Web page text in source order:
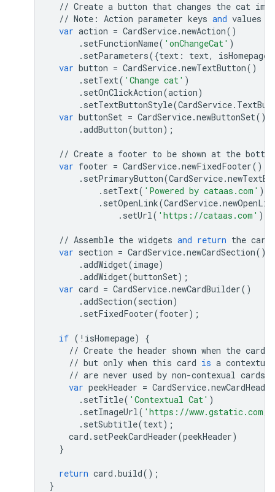
// Create a button that changes the cat
// Note : Action parameter keys and values
var action = CardService.newAction()
. setFunctionName( 'onChangeCat' )
. setParameters({text : text, isHomepage
var button = CardService.newTextButton()
. setText( 'Change cat' )
. setOnClickAction(action)
. setTextButtonStyle(CardService.
var buttonSet = CardService.newButtonSet()
.addButton(button);
// Create a footer to be shown at the bottom
var footer = CardService.newFixedFooter()
. setPrimaryButton(CardService.
. setText( 'Powered by cataas.com' )
. setOpenLink(CardService.
. setUrl( 'https://cataas.com'
// Assemble the widgets and return the card
var section = CardService.newCardSection()
.addWidget(image)
.addWidget(buttonSet);
var card = CardService.newCardBuilder()
.addSection(section)
. setFixedFooter(footer);
if ( ! isHomepage)
{
// Create the header shown when the card
// but only when this card is a contextual
// are never used by non-contexual cards
var peekHeader = CardService.newCardHeader
. setTitle( 'Contextual Cat' )
. setImageUrl( 'https://www.gstatic.com/
. setSubtitle(text);
card . setPeekCardHeader(peekHeader)
}
return card .build();
}